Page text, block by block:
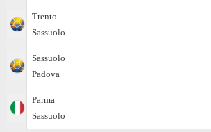
Trento
Sassuolo
Sassuolo
Padova
Parma
Sassuolo